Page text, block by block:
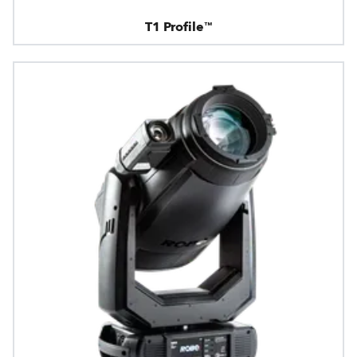
T1 Profile™